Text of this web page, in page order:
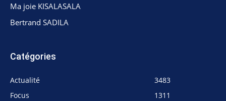
Ma joie KISALASALA
Bertrand SADILA
Catégories
Actualité
3483
Focus
1311